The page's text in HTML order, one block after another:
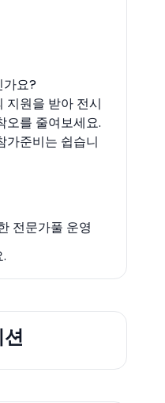
가요?
지원을 받아 전시
오를 줄여보세요.
가준비는 쉽습니
전문가풀 운영